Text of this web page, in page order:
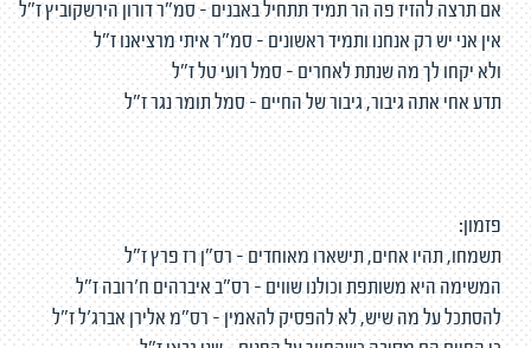
אם תרצה להזיז פה הר תמיד תתחיל באבנים – סמ"ר דורון הירשקוביץ ז"ל
אין אני יש רק אנחנו ותמיד ראשונים – סמ"ר איתי מרציאנו ז"ל
ולא יקחו לך מה שנתת לאחרים - סמל רועי טל ז"ל
תדע אחי אתה גיבור, גיבור של החיים – סמל תומר נגר ז"ל
פזמון:
תשמחו, תהיו אחים, תישארו מאוחדים - רס"ן רז פרץ ז"ל
המשימה היא משותפת וכולנו שווים - רס"ב איברהים ח'רובה ז"ל
להסתכל על מה שיש, לא להפסיק להאמין - רס"מ אלירן אברג'ל ז"ל